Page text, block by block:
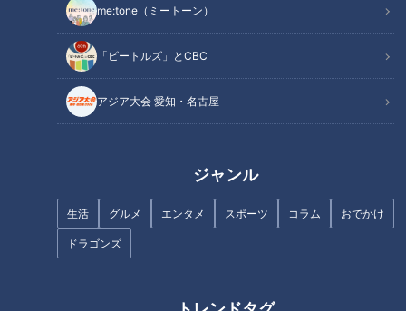
me:tone（ミートーン）
「ビートルズ」とCBC
アジア大会 愛知・名古屋
ジャンル
生活 グルメ エンタメ スポーツ コラム おでかけ
ドラゴンズ
梗塞など様々な病気につながることもあるそうです。そんなぽ
っこりお腹を改善するポイントは内臓脂肪。内臓脂肪は溜まり
やすい反面、減らしやすい脂肪でもあるのだとか。そこで今回
は、内臓脂肪を減らしてぽっこりお腹を改善する方法を専門医
に教えてもらいました。
内臓脂肪の基礎知識
あなたはいくつ当てはまる？内臓脂肪チェック
ダイエット科でも実践！内臓脂肪蓄積量を知る3つの方法